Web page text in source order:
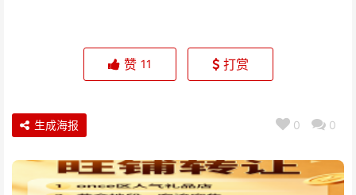
赞 11 打赏
0 0
生成海报